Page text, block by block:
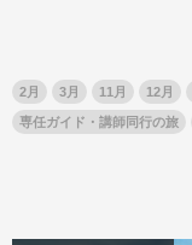
2月 3月 11月 12月
専任ガイド・講師同行の旅